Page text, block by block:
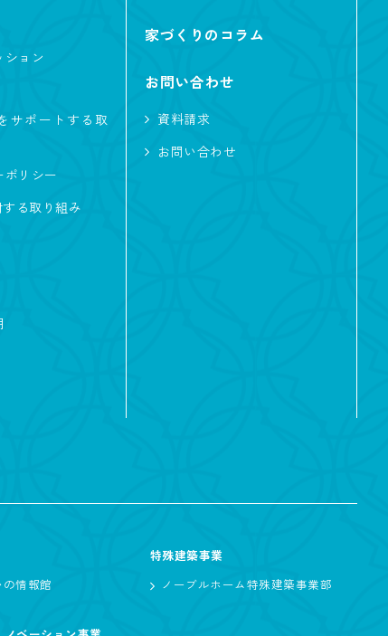
ビング
ア・内観
ション
サポートする取
ポリシー
る取り組み
家づくりのコラム
お問い合わせ
資料請求
お問い合わせ
情報館
特殊建築事業
ノーブルホーム特殊建築事業部